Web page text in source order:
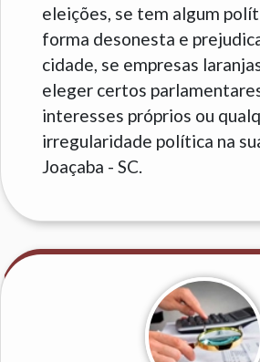
eleições, se tem algum
forma desonesta e
cidade, se empresas
eleger certos
interesses próprios ou
irregularidade política na
Joaçaba - SC.